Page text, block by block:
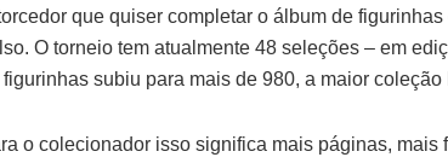
que quiser completar o álbum de
O torneio tem atualmente 48 seleções – em
figurinhas subiu para mais de 980, a maior
o colecionador isso significa mais páginas,